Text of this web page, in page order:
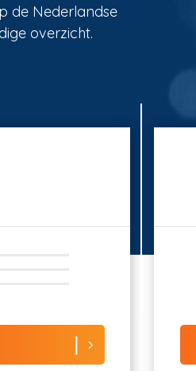
de Nederlandse
overzicht.